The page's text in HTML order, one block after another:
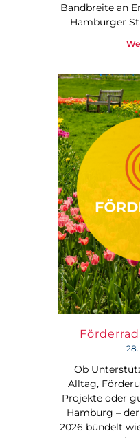
Bandbreite an
Hamburger
Ob
Alltag,
Projekte oder
Hamburg –
2026 bündelt